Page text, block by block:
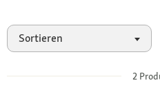
Sortieren
2